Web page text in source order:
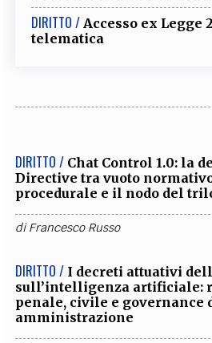
DIRITTO / Accesso ex Legge
telematica
DIRITTO / Chat Control 1.0: la
Directive tra vuoto
procedurale e il nodo del
diFrancesco Russo
DIRITTO / I decreti attuativi
sull’intelligenza artificiale:
penale, civile e governance
amministrazione